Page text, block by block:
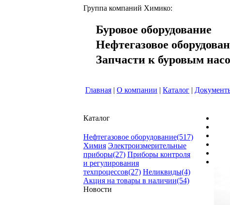
Группа компаний Химико:
Буровое оборудование
Нефтегазовое
Запчасти к буровым
Главная | О компании | Каталог |
Каталог
Нефтегазовое оборудование(517)
Химия Электроизмерительные
приборы(27) Приборы контроля
и регулирования
техпроцессов(27) Неликвиды(4)
Акция на товары в наличии(54)
Новости